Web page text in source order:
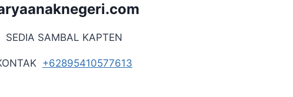
SEDIA SAMBAL KAPTEN
+62895410577613